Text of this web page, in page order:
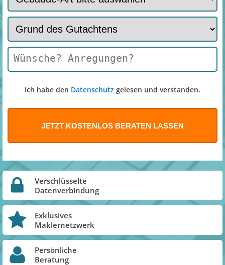
Ich habe den Datenschutz gelesen und verstanden.
Verschlüsselte
Datenverbindung
Exklusives
Maklernetzwerk
Persönliche
Beratung